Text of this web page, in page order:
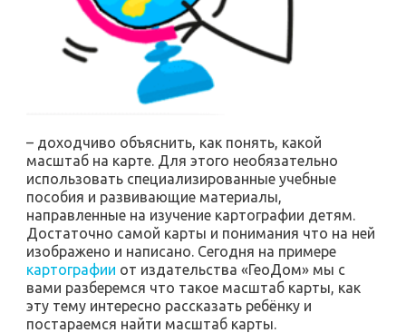
– доходчиво объяснить, как понять, какой
масштаб на карте. Для этого необязательно
использовать специализированные учебные
пособия и развивающие материалы,
направленные на изучение картографии детям.
Достаточно самой карты и понимания что на ней
изображено и написано. Сегодня на примере
картографии от издательства «ГеоДом» мы с
вами разберемся что такое масштаб карты, как
эту тему интересно рассказать ребёнку и
постараемся найти масштаб карты.